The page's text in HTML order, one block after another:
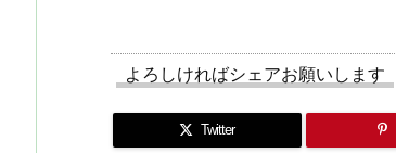
よろしければシェアお願いします
Twitter